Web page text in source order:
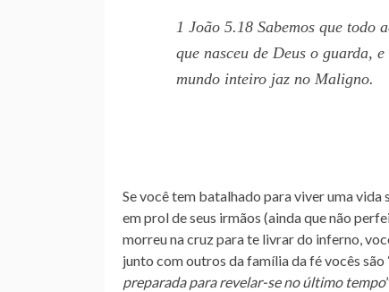
1 João 5.18 Sabemos que todo
que nasceu de Deus o guarda,
mundo inteiro jaz no Maligno.
Se você tem batalhado para viver uma vida
em prol de seus irmãos (ainda que não
morreu na cruz para te livrar do inferno,
junto com outros da família da fé vocês são
preparada para revelar-se no último tempo